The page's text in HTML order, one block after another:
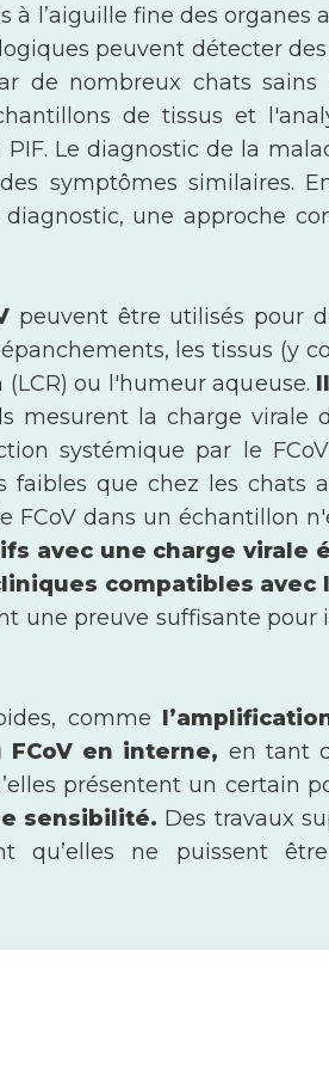
à l’aiguille fine des
peuvent détecter
de nombreux chats
de tissus et
Le diagnostic de la
symptômes similaires.
une approche
peuvent être utilisés pour
les tissus (y
ou l'humeur aqueuse.
mesurent la charge virale
systémique par le
faibles que chez les chats
FCoV dans un échantillon
avec une charge virale
compatibles
une preuve suffisante
comme
FCoV en interne, en tant
présentent un certain
sensibilité. Des travaux
qu’elles ne puissent